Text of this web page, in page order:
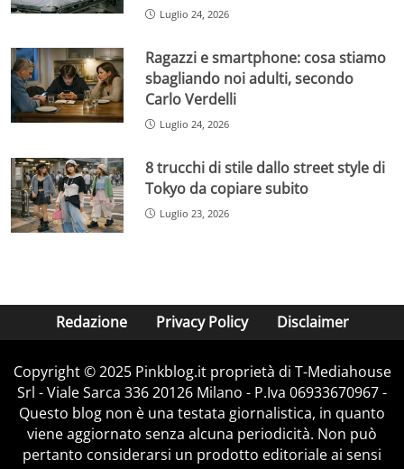
Luglio 24, 2026
Ragazzi e smartphone: cosa stiamo
sbagliando noi adulti, secondo
Carlo Verdelli
Luglio 24, 2026
8 trucchi di stile dallo street style di
Tokyo da copiare subito
Luglio 23, 2026
Redazione Privacy Policy Disclaimer
Copyright © 2025 Pinkblog.it proprietà di T-Mediahouse
Srl - Viale Sarca 336 20126 Milano - P.Iva 06933670967 -
Questo blog non è una testata giornalistica, in quanto
viene aggiornato senza alcuna periodicità. Non può
pertanto considerarsi un prodotto editoriale ai sensi